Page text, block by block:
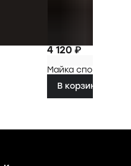
4 120 ₽
Майка спортивная
В корзину